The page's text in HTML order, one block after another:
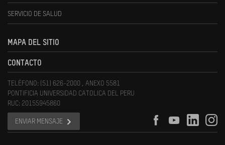
SERVICIO DE SALUD
MAPA DEL SITIO
CONTACTO
TELÉFONO: (51) 626-2000 , ANEXO 5581
PONTIFICIA UNIVERSIDAD CATOLICA DEL PERU
RUC: 20155945860
ENVIAR MENSAJE